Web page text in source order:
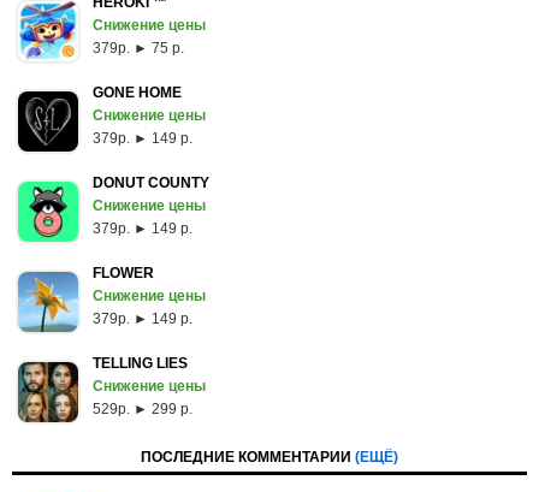
Снижение цены
379p. ► 75 р.
GONE HOME
Снижение цены
379p. ► 149 р.
DONUT COUNTY
Снижение цены
379p. ► 149 р.
FLOWER
Снижение цены
379p. ► 149 р.
TELLING LIES
Снижение цены
529p. ► 299 р.
ПОСЛЕДНИЕ КОММЕНТАРИИ (ЕЩЁ)